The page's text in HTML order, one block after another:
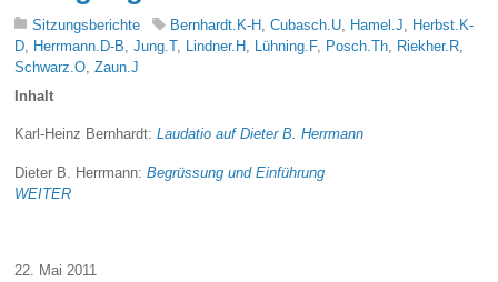
Sitzungsberichte Bernhardt.K-H ,Cubasch.U Hamel.J
Herbst.K-
D
Herrmann.D-B ,Jung.T, Lindner.H Lühning.F, Posch.Th Riekher.R
Schwarz.O ,Zaun.J
Inhalt
Karl-Heinz Bernhardt:Laudatio auf Dieter B. Herrmann
Dieter B. Herrmann:Begrüssung und Einführung
WEITER
22. Mai 2011